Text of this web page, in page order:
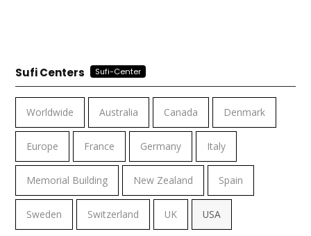
Sufi Centers Sufi-Center
Worldwide Australia Canada Denmark
Europe France Germany Italy
Memorial Building New Zealand Spain
Sweden Switzerland UK USA